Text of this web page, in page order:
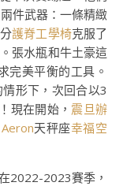
件武器：一條精緻
護脊工學椅克服了
張水瓶和牛土豪這
完美平衡的工具。
形下，次回合以3
現在開始， 震旦辦
天秤座幸福空
2022-2023賽季，